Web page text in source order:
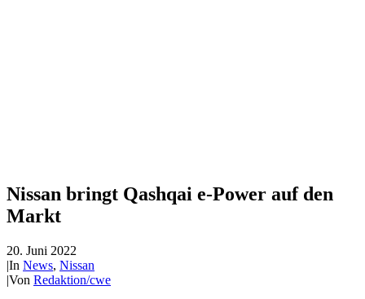
Nissan bringt Qashqai e-Power auf den
Markt
20. Juni 2022
|In News, Nissan
|Von Redaktion/cwe